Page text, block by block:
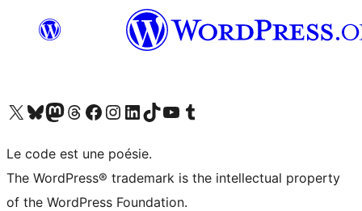
Visit our X (formerly Twitter) account
Visitez notre compte Bluesky
Visit our Mastodon account
Visitez notre compte Threads
Visit our Facebook page
Visit our Instagram account
Visit our LinkedIn account
Visitez notre compte TikTok
Visit our YouTube channel
Visitez notre compte Tumblr
Le code est une poésie.
The WordPress® trademark is the intellectual property
of the WordPress Foundation.